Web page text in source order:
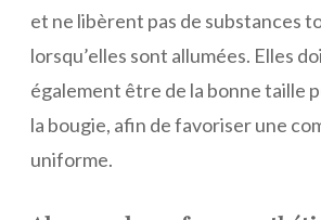
et ne libèrent pas de substances
lorsqu’elles sont allumées. Elles
également être de la bonne taille
la bougie, afin de favoriser une
uniforme.